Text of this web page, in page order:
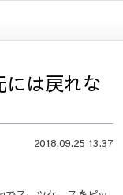
は戻れな
2018.09.25 13:37